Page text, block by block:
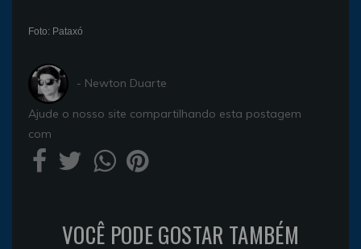
Foto: Pataxó
- Newton Duarte
Ajude o nosso site compartilhando esta postagem
com
VOCÊ PODE GOSTAR TAMBÉM